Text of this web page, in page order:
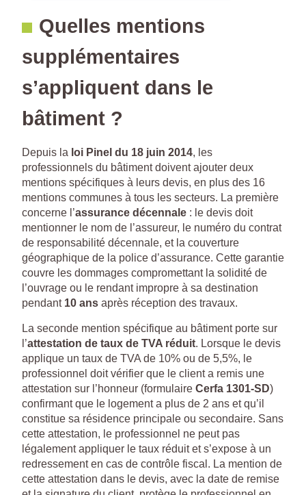
Quelles mentions
supplémentaires
s’appliquent dans le
bâtiment ?
Depuis la loi Pinel du 18 juin 2014, les
professionnels du bâtiment doivent ajouter deux
mentions spécifiques à leurs devis, en plus des 16
mentions communes à tous les secteurs. La première
concerne l’assurance décennale : le devis doit
mentionner le nom de l’assureur, le numéro du contrat
de responsabilité décennale, et la couverture
géographique de la police d’assurance. Cette garantie
couvre les dommages compromettant la solidité de
l’ouvrage ou le rendant impropre à sa destination
pendant 10 ans après réception des travaux.
La seconde mention spécifique au bâtiment porte sur
l’attestation de taux de TVA réduit. Lorsque le devis
applique un taux de TVA de 10% ou de 5,5%, le
professionnel doit vérifier que le client a remis une
attestation sur l’honneur (formulaire Cerfa 1301-SD)
confirmant que le logement a plus de 2 ans et qu’il
constitue sa résidence principale ou secondaire. Sans
cette attestation, le professionnel ne peut pas
légalement appliquer le taux réduit et s’expose à un
redressement en cas de contrôle fiscal. La mention de
cette attestation dans le devis, avec la date de remise